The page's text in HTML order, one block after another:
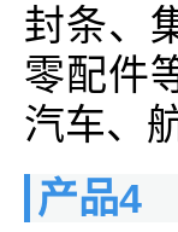
封条、
零配件
汽车、
产品4